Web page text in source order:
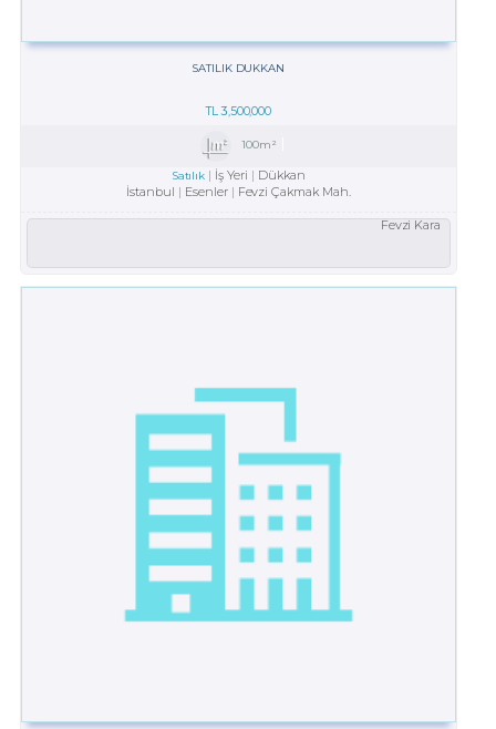
SATILIK DUKKAN
TL 3,500,000
100m²
Satılık İş Yeri
Dükkan
İstanbul
Esenler Fevzi Çakmak Mah.
Fevzi Kara